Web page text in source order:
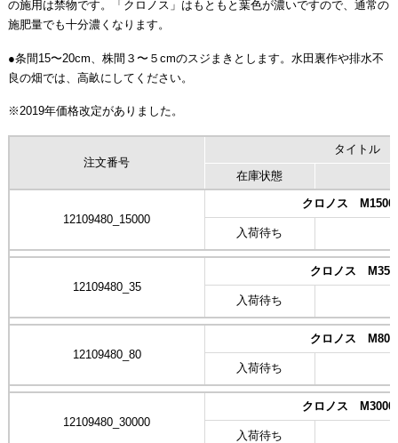
の施用は禁物です。「クロノス」はもともと葉色が濃いですので、通常の
施肥量でも十分濃くなります。
●条間15〜20cm、株間３〜５cmのスジまきとします。水田裏作や排水不
良の畑では、高畝にしてください。
※2019年価格改定がありました。
注文番号
タイトル
在庫状態
12109480_15000
クロノス
入荷待ち
12109480_35
クロノス
入荷待ち
12109480_80
クロノス
入荷待ち
12109480_30000
クロノス
入荷待ち